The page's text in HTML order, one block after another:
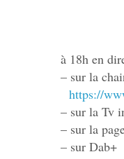
à 18h en
– sur la
https://
– sur la Tv
– sur la
– sur Dab+